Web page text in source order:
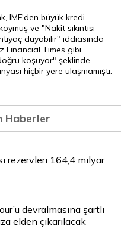
IMF'den büyük kredi
ve "Nakit sıkıntısı
duyabilir" iddiasında
Financial Times gibi
koşuyor" şeklinde
hiçbir yere ulaşmamıştı.
Haberler
rezervleri 164,4 milyar
devralmasına şartlı
elden çıkarılacak